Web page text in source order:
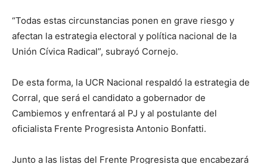
“Todas estas circunstancias ponen en grave riesgo y
afectan la estrategia electoral y política nacional de la
Unión Cívica Radical”, subrayó Cornejo.
De esta forma, la UCR Nacional respaldó la estrategia de
Corral, que será el candidato a gobernador de
Cambiemos y enfrentará al PJ y al postulante del
oficialista Frente Progresista Antonio Bonfatti.
Junto a las listas del Frente Progresista que encabezará